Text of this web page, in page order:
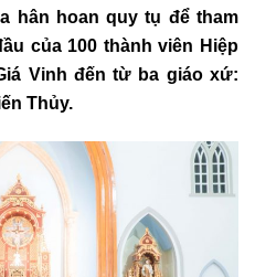
hân hoan quy tụ để tham
của 100 thành viên Hiệp
Vinh đến từ ba giáo xứ:
Thủy.